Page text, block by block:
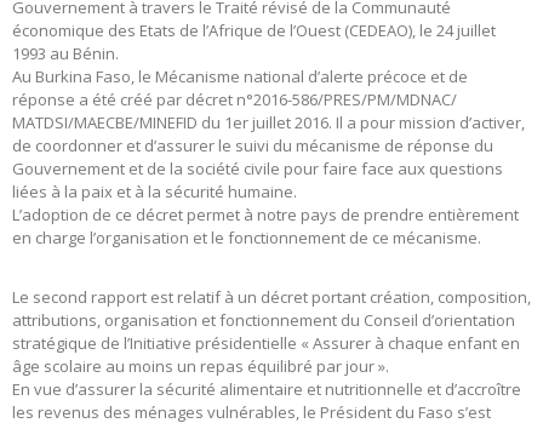
Gouvernement à travers le Traité révisé de la Communauté
économique des Etats de l’Afrique de l’Ouest (CEDEAO), le 24 juillet
1993 au Bénin.
Au Burkina Faso, le Mécanisme national d’alerte précoce et de
réponse a été créé par décret n°2016-586/PRES/PM/MDNAC/
MATDSI/MAECBE/MINEFID du 1er juillet 2016. Il a pour mission d’activer,
de coordonner et d’assurer le suivi du mécanisme de réponse du
Gouvernement et de la société civile pour faire face aux questions
liées à la paix et à la sécurité humaine.
L’adoption de ce décret permet à notre pays de prendre entièrement
en charge l’organisation et le fonctionnement de ce mécanisme.
Le second rapport est relatif à un décret portant création, composition,
attributions, organisation et fonctionnement du Conseil d’orientation
stratégique de l’Initiative présidentielle « Assurer à chaque enfant en
âge scolaire au moins un repas équilibré par jour ».
En vue d’assurer la sécurité alimentaire et nutritionnelle et d’accroître
les revenus des ménages vulnérables, le Président du Faso s’est